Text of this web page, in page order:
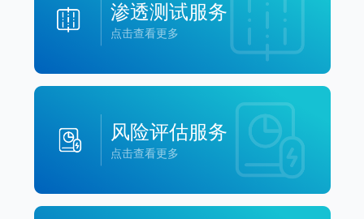
渗透测试服务
点击查看更多
风险评估服务
点击查看更多